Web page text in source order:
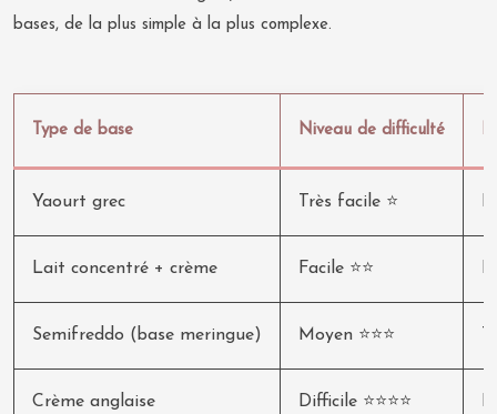
bases, de la plus simple à la plus complexe.
Type de base Niveau de difficulté
Yaourt grec Très facile ⭐
Lait concentré + crème Facile ⭐⭐
Semifreddo (base meringue) Moyen ⭐⭐⭐
Crème anglaise Difficile ⭐⭐⭐⭐